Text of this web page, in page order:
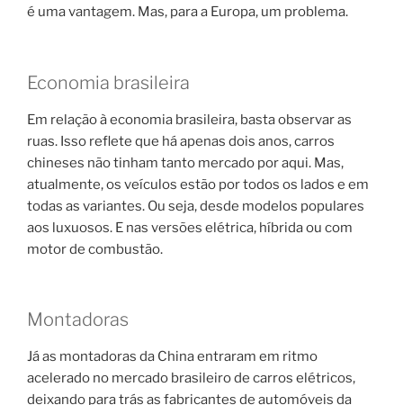
é uma vantagem. Mas, para a Europa, um problema.
Economia brasileira
Em relação à economia brasileira, basta observar as
ruas. Isso reflete que há apenas dois anos, carros
chineses não tinham tanto mercado por aqui. Mas,
atualmente, os veículos estão por todos os lados e em
todas as variantes. Ou seja, desde modelos populares
aos luxuosos. E nas versões elétrica, híbrida ou com
motor de combustão.
Montadoras
Já as montadoras da China entraram em ritmo
acelerado no mercado brasileiro de carros elétricos,
deixando para trás as fabricantes de automóveis da